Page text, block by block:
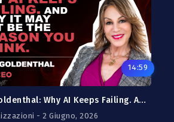
14:59
Lisa Goldenthal: Why AI Keeps Failing. And Why It May Not Be The Reason You Think.
- 2 Giugno, 2026